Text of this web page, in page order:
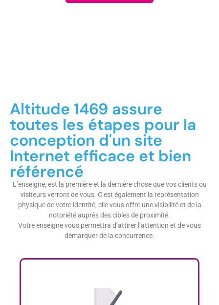
Altitude 1469 assure
toutes les étapes pour la
conception d'un site
Internet efficace et bien
référencé
L’enseigne, est la première et la dernière chose que vos clients ou
visiteurs verront de vous. C’est également la représentation
physique de votre identité, elle vous offre une visibilité et de la
notoriété auprès des cibles de proximité.
Votre enseigne vous permettra d’attirer l’attention et de vous
démarquer de la concurrence.